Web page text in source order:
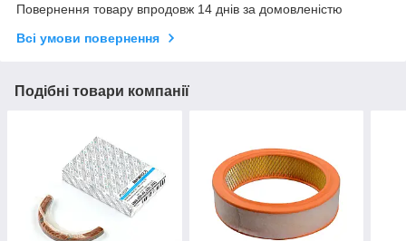
Повернення товару впродовж 14 днів за домовленістю
Всі умови повернення
Подібні товари компанії